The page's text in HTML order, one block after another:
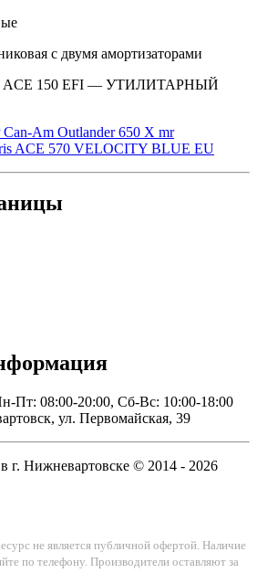
с двумя амортизаторами
150 EFI — УТИЛИТАРНЫЙ
Am Outlander 650 X mr
ACE 570 VELOCITY BLUE EU
Пт: 08:00-20:00, Сб-Вс: 10:00-18:00
ул. Первомайская, 39
г. Нижневартовске © 2014 - 2026
не является публичной офертой. Наличие
по телефону. Производители оставляют за